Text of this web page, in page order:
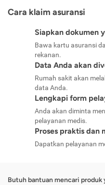
Cara klaim asuransi
Siapkan dokumen
Bawa kartu asuransi
rekanan.
Data Anda akan
Rumah sakit akan
data Anda.
Lengkapi form
Anda akan diminta
pelayanan medis.
Proses praktis dan
Dapatkan pelayanan
Butuh bantuan mencari produk